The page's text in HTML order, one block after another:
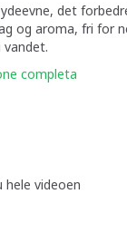
det
og aroma, fri for
vandet.
completa
hele videoen